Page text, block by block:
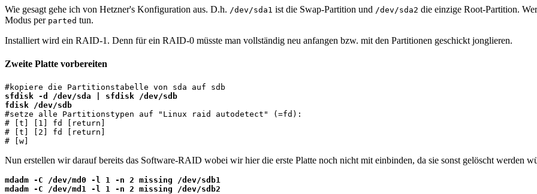
Wie gesagt gehe ich von Hetzner's Konfiguration aus. D.h. /dev/sda1 ist die Swap-Partition und /dev/sda2 die einzige Root-Partition.
Modus per parted tun.
Installiert wird ein RAID-1. Denn für ein RAID-0 müsste man vollständig neu anfangen bzw. mit den Partitionen geschickt jonglieren.
Zweite Platte vorbereiten
sfdisk -d /dev/sda | sfdisk /dev/sdb
fdisk /dev/sdb
#setze alle Partitionstypen auf "Linux raid autodetect" (=fd):
# [t] [1] fd [return]
# [t] [2] fd [return]
# [w]
Nun erstellen wir darauf bereits das Software-RAID wobei wir hier die erste Platte noch nicht mit einbinden, da sie sonst gelöscht werden
mdadm -C /dev/md0 -l 1 -n 2 missing /dev/sdb1
mdadm -C /dev/md1 -l 1 -n 2 missing /dev/sdb2